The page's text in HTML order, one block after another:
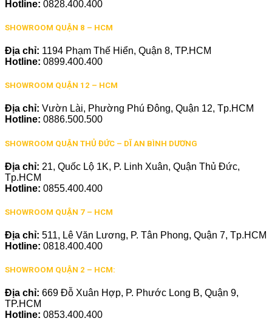
Hotline: 0828.400.400
SHOWROOM QUẬN 8 – HCM
Địa chỉ: 1194 Phạm Thế Hiển, Quận 8, TP.HCM
Hotline: 0899.400.400
SHOWROOM QUẬN 12 – HCM
Địa chỉ: Vườn Lài, Phường Phú Đông, Quận 12, Tp.HCM
Hotline: 0886.500.500
SHOWROOM QUẬN THỦ ĐỨC – DĨ AN BÌNH DƯƠNG
Địa chỉ: 21, Quốc Lộ 1K, P. Linh Xuân, Quận Thủ Đức,
Tp.HCM
Hotline: 0855.400.400
SHOWROOM QUẬN 7 – HCM
Địa chỉ: 511, Lê Văn Lương, P. Tân Phong, Quận 7, Tp.HCM
Hotline: 0818.400.400
SHOWROOM QUẬN 2 – HCM:
Địa chỉ: 669 Đỗ Xuân Hợp, P. Phước Long B, Quận 9,
TP.HCM
Hotline: 0853.400.400